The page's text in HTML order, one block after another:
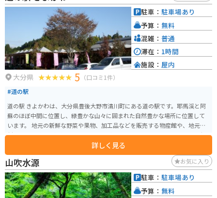
には、地元の特産品を販売するショップもあり、お土産探しにも最適です。
特に、温泉熱を利用して作られた「温泉蒸しプリン」は、道の駅の人気商品
ます。温泉街を散策したり、近くの滝を見に行ったりするのもおすすめです。
大分県 5 （口コミ1件）
#道の駅
道の駅 きよかわは、大分県豊後大野市清川町にある道の駅です。耶馬渓と阿
蘇のほぼ中間に位置し、緑豊かな山々に囲まれた自然豊かな場所に位置して
います。 地元の新鮮な野菜や果物、加工品などを販売する物産館や、地元食
材を使った料理を提供するレストランがあります。特におすすめは、豊後大
野市産の新鮮な野菜をふんだんに使った「だんご汁」です。 また、道の駅 き
よかわは、バイクツーリングの拠点としても人気があります。耶馬渓や阿蘇
など、周辺には風光明媚なツーリングスポットが多く、ライダーの休憩場所
として最適です。道の駅には、バイクスタンドや休憩スペースも完備されて
います。 周辺には、原尻の滝や沈堕の滝などの観光スポットがあります。道
の駅 きよかわは、自然豊かな大分県を満喫できるスポットです。
詳しく見る
駐車： 駐車場あり
予算： 無料
混雑： 普通
滞在： 1時間
施設： 屋内
山吹水源 お気に入り
駐車： 駐車場あり
予算： 無料